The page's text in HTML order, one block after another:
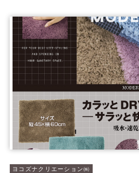
ヨコズナクリエーション㈱